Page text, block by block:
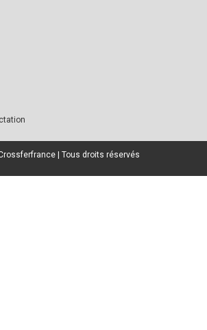
| Tous droits réservés